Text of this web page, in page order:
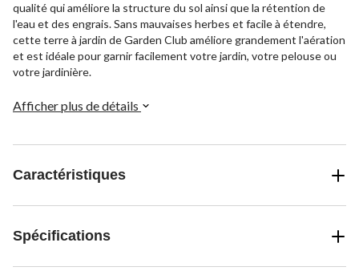
qualité qui améliore la structure du sol ainsi que la rétention de
l'eau et des engrais. Sans mauvaises herbes et facile à étendre,
cette terre à jardin de Garden Club améliore grandement l'aération
et est idéale pour garnir facilement votre jardin, votre pelouse ou
votre jardinière.
Afficher plus de détails
Caractéristiques
Spécifications